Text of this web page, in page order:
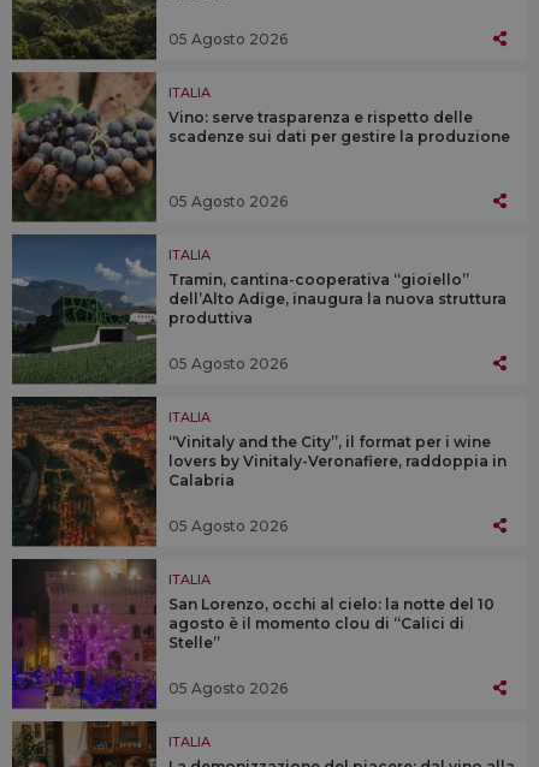
05 Agosto 2026
ITALIA
Vino: serve trasparenza e rispetto delle
scadenze sui dati per gestire la produzione
05 Agosto 2026
ITALIA
Tramin, cantina-cooperativa “gioiello”
dell’Alto Adige, inaugura la nuova struttura
produttiva
05 Agosto 2026
ITALIA
“Vinitaly and the City”, il format per i wine
lovers by Vinitaly-Veronafiere, raddoppia in
Calabria
05 Agosto 2026
ITALIA
San Lorenzo, occhi al cielo: la notte del 10
agosto è il momento clou di “Calici di
Stelle”
05 Agosto 2026
ITALIA